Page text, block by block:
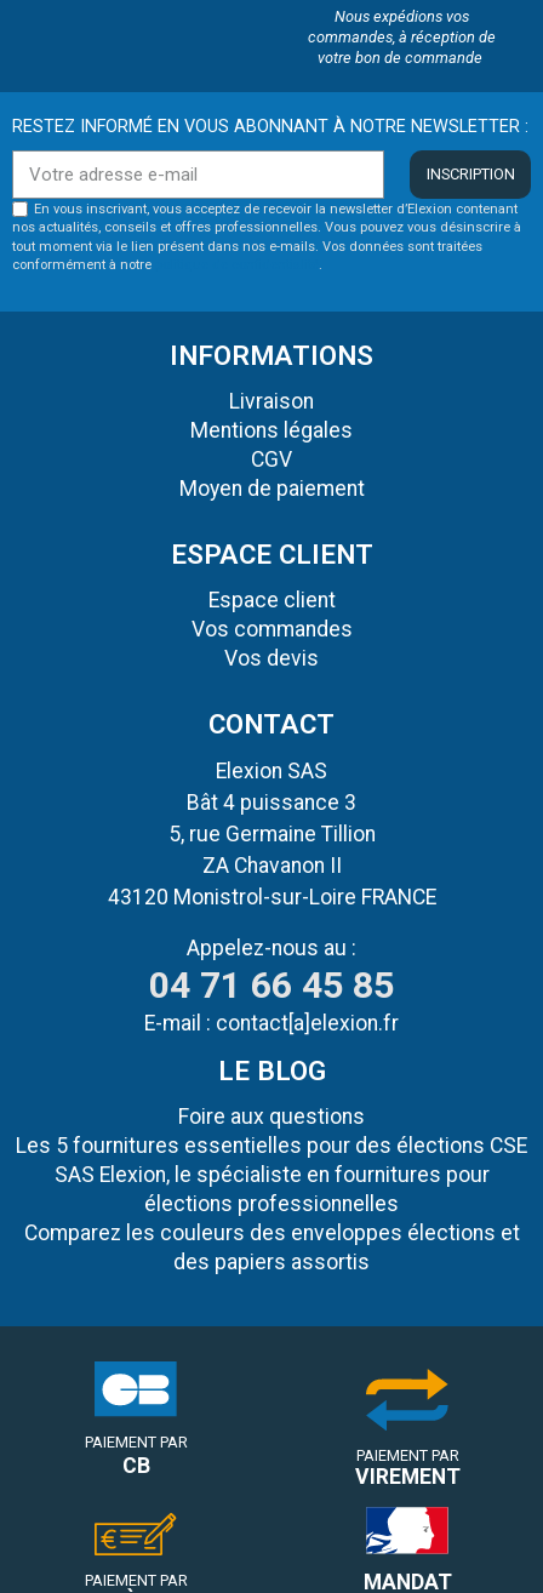
Nous expédions vos
commandes, à réception de
votre bon de commande
RESTEZ INFORMÉ EN VOUS ABONNANT À NOTRE NEWSLETTER :
INSCRIPTION
En vous inscrivant, vous acceptez de recevoir la newsletter d’Elexion contenant
nos actualités, conseils et offres professionnelles. Vous pouvez vous désinscrire à
tout moment via le lien présent dans nos e-mails. Vos données sont traitées
conformément à notre
.
INFORMATIONS
Livraison
Mentions légales
CGV
Moyen de paiement
ESPACE CLIENT
Espace client
Vos commandes
Vos devis
CONTACT
Elexion SAS
Bât 4 puissance 3
5, rue Germaine Tillion
ZA Chavanon II
43120 Monistrol-sur-Loire FRANCE
Appelez-nous au :
04 71 66 45 85
E-mail : contact[a]elexion.fr
LE BLOG
Foire aux questions
Les 5 fournitures essentielles pour des élections CSE
SAS Elexion, le spécialiste en fournitures pour
élections professionnelles
Comparez les couleurs des enveloppes élections et
des papiers assortis
PAIEMENT PAR
CB PAIEMENT PAR
VIREMENT
PAIEMENT PAR MANDAT